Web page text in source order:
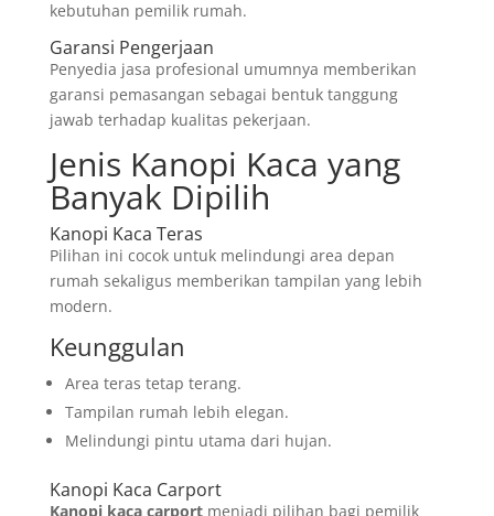
kebutuhan pemilik rumah.
Garansi Pengerjaan
Penyedia jasa profesional umumnya memberikan
garansi pemasangan sebagai bentuk tanggung
jawab terhadap kualitas pekerjaan.
Jenis Kanopi Kaca yang
Banyak Dipilih
Kanopi Kaca Teras
Pilihan ini cocok untuk melindungi area depan
rumah sekaligus memberikan tampilan yang lebih
modern.
Keunggulan
Area teras tetap terang.
Tampilan rumah lebih elegan.
Melindungi pintu utama dari hujan.
Kanopi Kaca Carport
Kanopi kaca carportmenjadi pilihan bagi pemilik